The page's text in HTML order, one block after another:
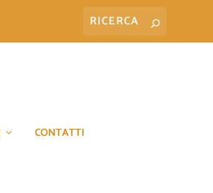
CONTATTI